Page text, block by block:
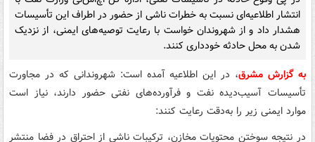
انتشار اطلاعیه‌ای نسبت به خطرات ناشی از حضور در اطراف این تأسیسات
هشدار داد و از شهروندان خواست با رعایت توصیه‌های ایمنی، از نزدیک
شدن به محل حادثه خودداری کنند.
به گزارش مشرق، در این اطلاعیه آمده است: شهروندانی که در مجاورت
تأسیسات آسیب‌دیده نفت و فرآورده‌های نفتی حضور دارند، نیاز است
موارد ایمنی زیر را به‌دقت رعایت کنند:
در نتیجه سوختن محتویات مخازن، ترکیبات ناشی از احتراق در فضا منتشر